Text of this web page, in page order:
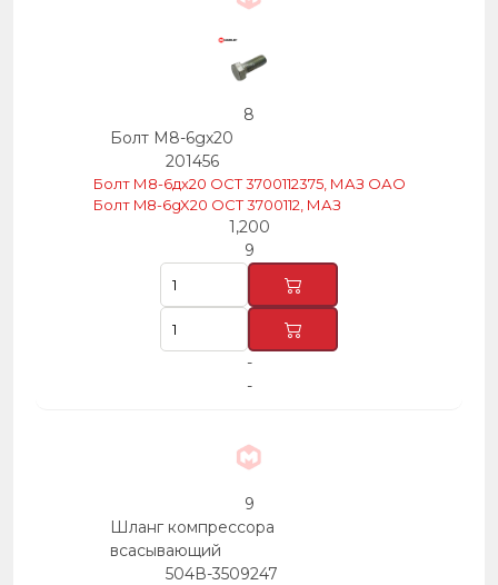
8
Болт М8-6gх20
201456
Болт М8-6дх20 ОСТ 3700112375, МАЗ ОАО
Болт M8-6gX20 OCT 3700112, МАЗ
1,200
9
-
-
9
Шланг компрессора
всасывающий
504В-3509247